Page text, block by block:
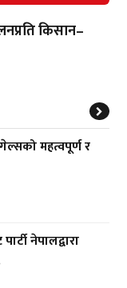
किसान–
महत्वपूर्ण र
नेपालद्वारा